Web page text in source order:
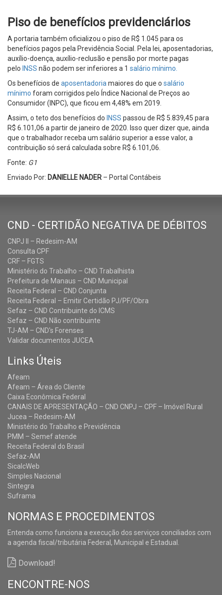
Piso de benefícios previdenciários
A portaria também oficializou o piso de R$ 1.045 para os
benefícios pagos pela Previdência Social. Pela lei, aposentadorias,
auxílio-doença, auxílio-reclusão e pensão por morte pagas
pelo INSS não podem ser inferiores a 1 salário mínimo.
Os benefícios de aposentadoria maiores do que o salário
mínimo foram corrigidos pelo Índice Nacional de Preços ao
Consumidor (INPC), que ficou em 4,48% em 2019.
Assim, o teto dos benefícios do INSS passou de R$ 5.839,45 para
R$ 6.101,06 a partir de janeiro de 2020. Isso quer dizer que, ainda
que o trabalhador receba um salário superior a esse valor, a
contribuição só será calculada sobre R$ 6.101,06.
Fonte: G1
Enviado Por: DANIELLE NADER – Portal Contábeis
CND - CERTIDÃO NEGATIVA DE DÉBITOS
CNPJ II – Redesim-AM
Consulta CPF
CRF – FGTS
Ministério do Trabalho – CND Trabalhista
Prefeitura de Manaus – CND Municipal
Receita Federal – CND Conjunta
Receita Federal – Emitir Certidão PJ/PF/Obra
Sefaz – CND Contribuinte do ICMS
Sefaz – CND Não contribuinte
TJ-AM – CND's Forenses
Validar documentos JUCEA
Links Úteis
Afeam
Afeam – Área do Cliente
Caixa Econômica Federal
CANAIS DE APRESENTAÇÃO – CND CNPJ – CPF – Imóvel Rural
Jucea – Redesim-AM
Ministério do Trabalho e Previdência
PMM – Semef atende
Receita Federal do Brasil
Sefaz-AM
SicalcWeb
Simples Nacional
Sintegra
Suframa
NORMAS E PROCEDIMENTOS
Entenda como funciona a execução dos serviços conciliados com
a agenda fiscal/tributária Federal, Municipal e Estadual.
Download!
ENCONTRE-NOS